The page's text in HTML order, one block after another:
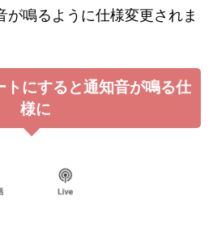
が鳴るように仕様変更されま
トにすると通知音が鳴る仕
様に